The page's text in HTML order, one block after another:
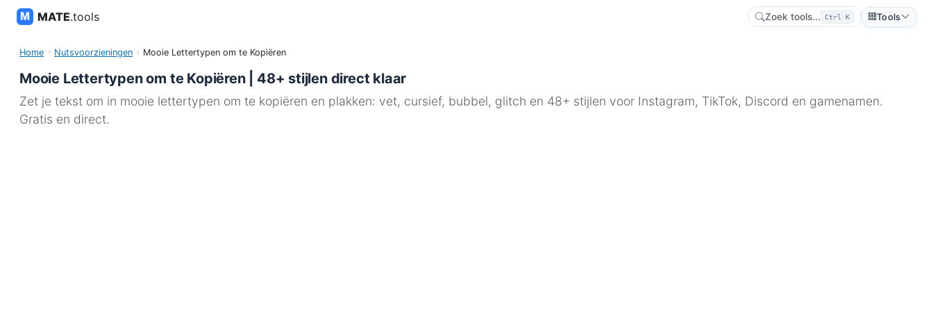
MATE.tools Zoek tools... Ctrl K Tools
Home Nutsvoorzieningen Mooie Lettertypen om te Kopiëren
Mooie Lettertypen om te Kopiëren | 48+ stijlen direct klaar
Zet je tekst om in mooie lettertypen om te kopiëren en plakken: vet, cursief, bubbel, glitch en 48+ stijlen voor Instagram, TikTok, Discord en gamenamen.
Gratis en direct.